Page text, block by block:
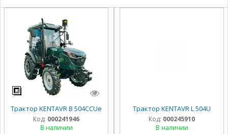
Трактор KENTAVR B 504CCUe
Код: 000241946
В наличии
Трактор KENTAVR L 504U
Код: 000245910
В наличии